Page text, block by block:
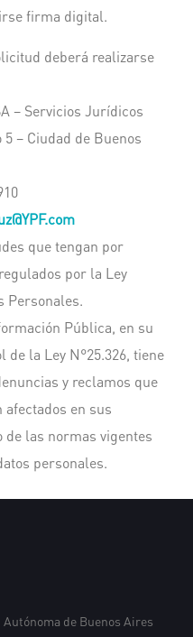
firma digital.
deberá realizarse
– Servicios Jurídicos
– Ciudad de Buenos
que tengan por
por la Ley
Personales.
Pública, en su
de la Ley N°25.326, tiene
y reclamos que
en sus
las normas vigentes
personales.
Autónoma de Buenos Aires